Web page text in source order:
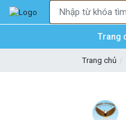
Trang
Trang chủ